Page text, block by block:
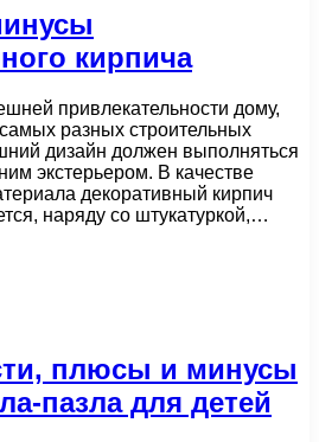
кирпича
привлекательности дому,
разных строительных
дизайн должен выполняться
экстерьером. В качестве
декоративный кирпич
наряду со штукатуркой,…
плюсы и минусы
пазла для детей